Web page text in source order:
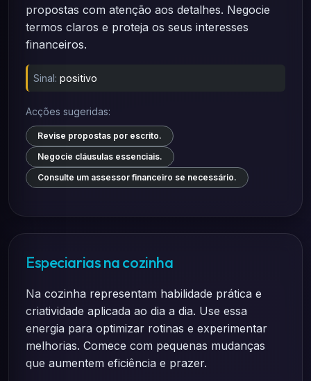
propostas com atenção aos detalhes. Negocie
termos claros e proteja os seus interesses
financeiros.
Sinal: positivo
Acções sugeridas:
Revise propostas por escrito.
Negocie cláusulas essenciais.
Consulte um assessor financeiro se necessário.
Especiarias na cozinha
Na cozinha representam habilidade prática e
criatividade aplicada ao dia a dia. Use essa
energia para optimizar rotinas e experimentar
melhorias. Comece com pequenas mudanças
que aumentem eficiência e prazer.